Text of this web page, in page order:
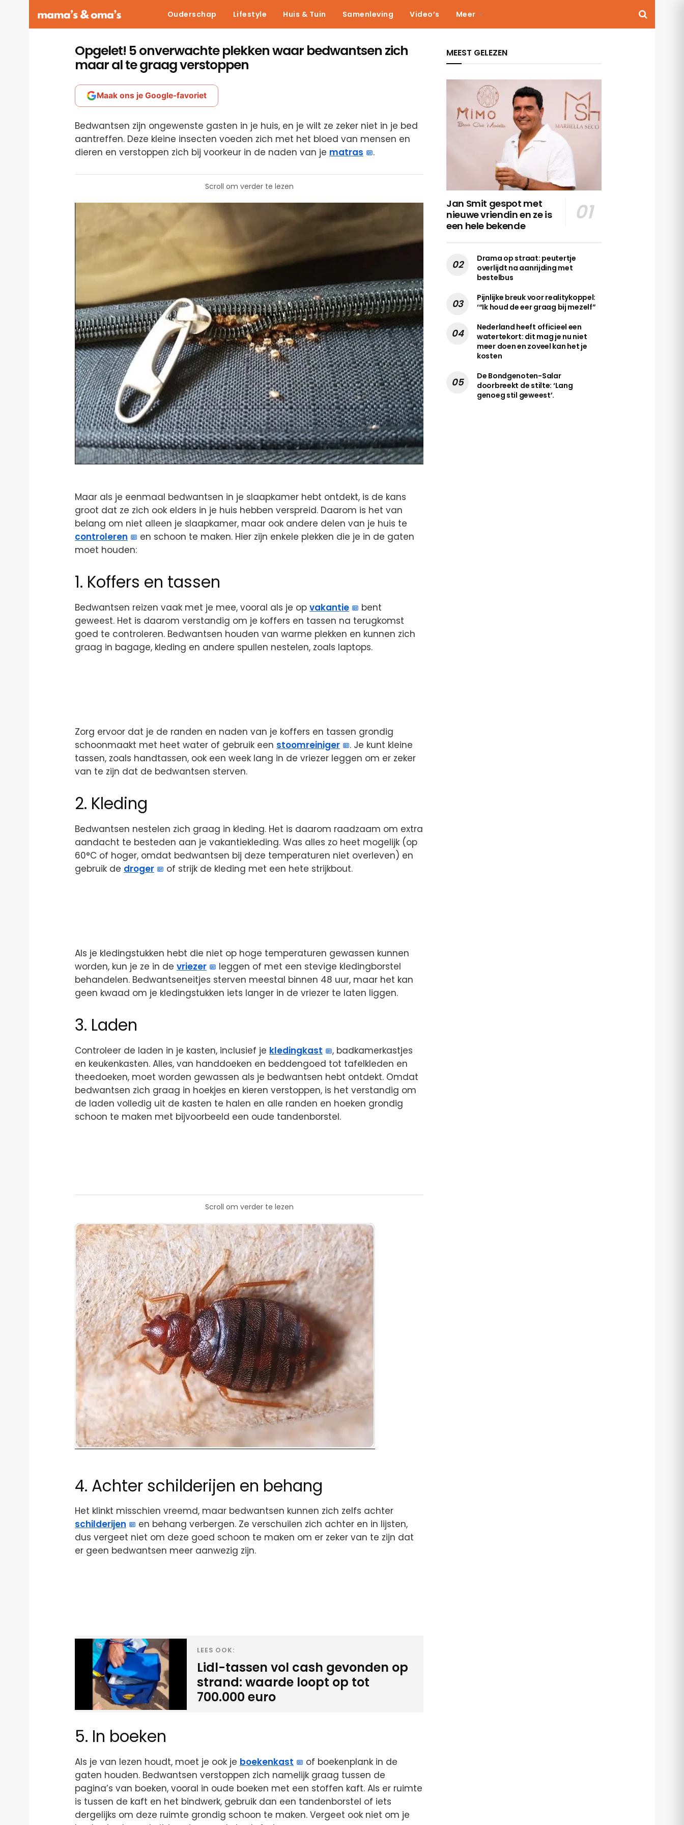
Ouderschap Lifestyle Huis & Tuin Samenleving Video’s Meer
Opgelet! 5 onverwachte plekken waar bedwantsen zich
maar al te graag verstoppen
Maak ons je Google-favoriet
Bedwantsen zijn ongewenste gasten in je huis, en je wilt ze zeker niet in je bed
aantreffen. Deze kleine insecten voeden zich met het bloed van mensen en
dieren en verstoppen zich bij voorkeur in de naden van je matras .
Scroll om verder te lezen
Maar als je eenmaal bedwantsen in je slaapkamer hebt ontdekt, is de kans
groot dat ze zich ook elders in je huis hebben verspreid. Daarom is het van
belang om niet alleen je slaapkamer, maar ook andere delen van je huis te
controleren
en schoon te maken. Hier zijn enkele plekken die je in de gaten
moet houden:
1. Koffers en tassen
Bedwantsen reizen vaak met je mee, vooral als je op vakantie
bent
geweest. Het is daarom verstandig om je koffers en tassen na terugkomst
goed te controleren. Bedwantsen houden van warme plekken en kunnen zich
graag in bagage, kleding en andere spullen nestelen, zoals laptops.
Zorg ervoor dat je de randen en naden van je koffers en tassen grondig
schoonmaakt met heet water of gebruik een stoomreiniger
. Je kunt kleine
tassen, zoals handtassen, ook een week lang in de vriezer leggen om er zeker
van te zijn dat de bedwantsen sterven.
2. Kleding
Bedwantsen nestelen zich graag in kleding. Het is daarom raadzaam om extra
aandacht te besteden aan je vakantiekleding. Was alles zo heet mogelijk (op
60°C of hoger, omdat bedwantsen bij deze temperaturen niet overleven) en
gebruik de droger of strijk de kleding met een hete strijkbout.
Als je kledingstukken hebt die niet op hoge temperaturen gewassen kunnen
worden, kun je ze in de vriezer
leggen of met een stevige kledingborstel
behandelen. Bedwantseneitjes sterven meestal binnen 48 uur, maar het kan
geen kwaad om je kledingstukken iets langer in de vriezer te laten liggen.
3. Laden
Controleer de laden in je kasten, inclusief je kledingkast
, badkamerkastjes
en keukenkasten. Alles, van handdoeken en beddengoed tot tafelkleden en
theedoeken, moet worden gewassen als je bedwantsen hebt ontdekt. Omdat
bedwantsen zich graag in hoekjes en kieren verstoppen, is het verstandig om
de laden volledig uit de kasten te halen en alle randen en hoeken grondig
schoon te maken met bijvoorbeeld een oude tandenborstel.
Scroll om verder te lezen
4. Achter schilderijen en behang
Het klinkt misschien vreemd, maar bedwantsen kunnen zich zelfs achter
schilderijen
en behang verbergen. Ze verschuilen zich achter en in lijsten,
dus vergeet niet om deze goed schoon te maken om er zeker van te zijn dat
er geen bedwantsen meer aanwezig zijn.
LEES OOK:
Lidl-tassen vol cash gevonden op
strand: waarde loopt op tot
700.000 euro
5. In boeken
Als je van lezen houdt, moet je ook je boekenkast
of boekenplank in de
gaten houden. Bedwantsen verstoppen zich namelijk graag tussen de
pagina’s van boeken, vooral in oude boeken met een stoffen kaft. Als er ruimte
is tussen de kaft en het bindwerk, gebruik dan een tandenborstel of iets
dergelijks om deze ruimte grondig schoon te maken. Vergeet ook niet om je
MEEST GELEZEN
Jan Smit gespot met
nieuwe vriendin en ze is
een hele bekende
Drama op straat: peutertje
overlijdt na aanrijding met
bestelbus
Pijnlijke breuk voor realitykoppel:
‘“Ik houd de eer graag bij mezelf”
Nederland heeft officieel een
watertekort: dit mag je nu niet
meer doen en zoveel kan het je
kosten
De Bondgenoten-Salar
doorbreekt de stilte: ‘Lang
genoeg stil geweest’.